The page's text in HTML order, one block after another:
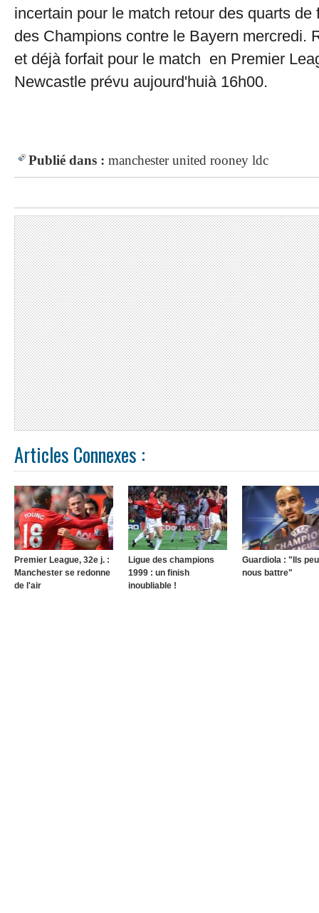
incertain pour le match retour des quarts de
des Champions contre le Bayern mercredi.
et déjà forfait pour le match en Premier
Newcastle prévu aujourd'huià 16h00.
Publié dans : manchester united rooney ldc
Articles Connexes :
Premier League, 32e j. :
Manchester se redonne
de l'air
Ligue des champions
1999 : un finish
inoubliable !
Guardiola : "Ils
nous battre"